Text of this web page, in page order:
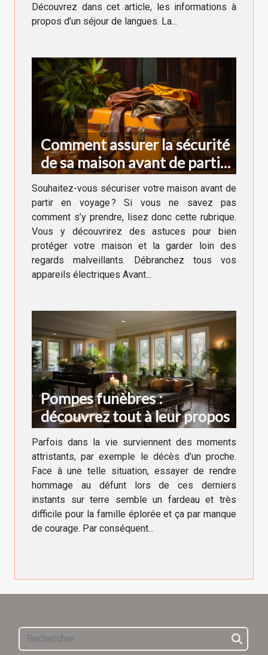
Découvrez dans cet article, les informations à
propos d’un séjour de langues. La...
Comment assurer la sécurité
de sa maison avant de partir
en voyage ?
Souhaitez-vous sécuriser votre maison avant de
partir en voyage ? Si vous ne savez pas
comment s’y prendre, lisez donc cette rubrique.
Vous y découvrirez des astuces pour bien
protéger votre maison et la garder loin des
regards malveillants. Débranchez tous vos
appareils électriques Avant...
Pompes funèbres :
découvrez tout à leur propos
Parfois dans la vie surviennent des moments
attristants, par exemple le décès d’un proche.
Face à une telle situation, essayer de rendre
hommage au défunt lors de ces derniers
instants sur terre semble un fardeau et très
difficile pour la famille éplorée et ça par manque
de courage. Par conséquent...